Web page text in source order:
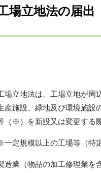
場立地法の届出
場立地法は、工場立地が周
産施設、緑地及び環境施設
（※）を新設又は変更する
一定規模以上の工場等（特
造業（物品の加工修理業を